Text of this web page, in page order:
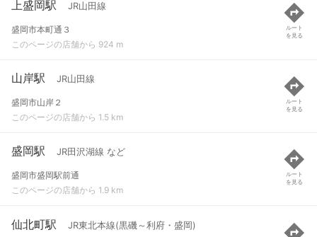
上盛岡駅 JR山田線
盛岡市本町通３
このページの店舗から 924 m
ルート
を見る
山岸駅 JR山田線
盛岡市山岸２
このページの店舗から 1.5 km
ルート
を見る
盛岡駅 JR田沢湖線 など
盛岡市盛岡駅前通
このページの店舗から 1.9 km
ルート
を見る
仙北町駅 JR東北本線(黒磯～利府・盛岡)